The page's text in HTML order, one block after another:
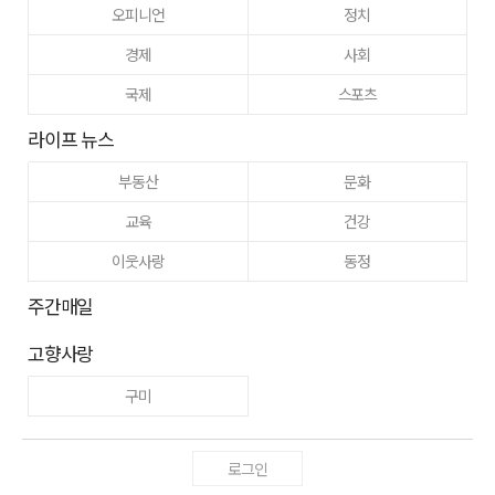
오피니언
정치
경제
사회
국제
스포츠
라이프 뉴스
부동산
문화
교육
건강
이웃사랑
동정
주간매일
고향사랑
구미
로그인